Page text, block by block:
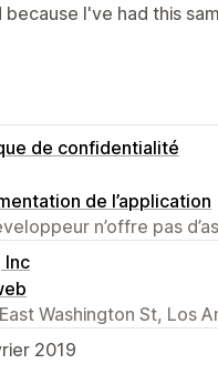
because I've had this
de confidentialité
de l’application
n’offre pas
Inc
Washington St, Los
2019